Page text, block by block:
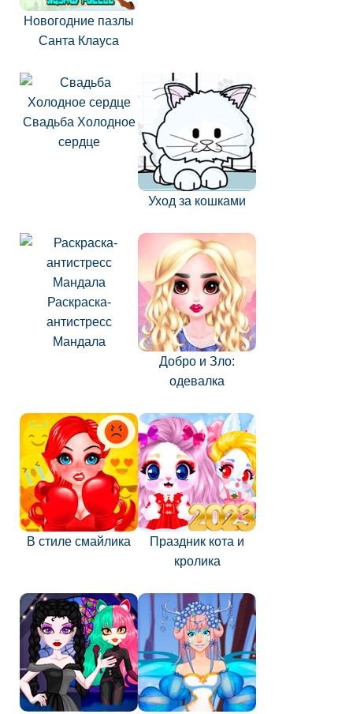
Новогодние пазлы
Санта Клауса
Свадьба Холодное
сердце
Уход за кошками
Раскраска-
антистресс
Мандала
Добро и Зло:
одевалка
В стиле смайлика
Праздник кота и
кролика